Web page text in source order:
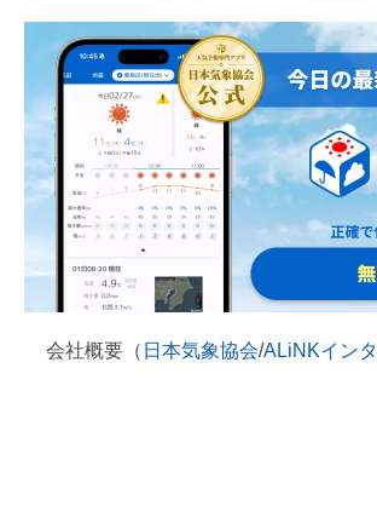
会社概要（ 日本気象協会/ALiNKイン